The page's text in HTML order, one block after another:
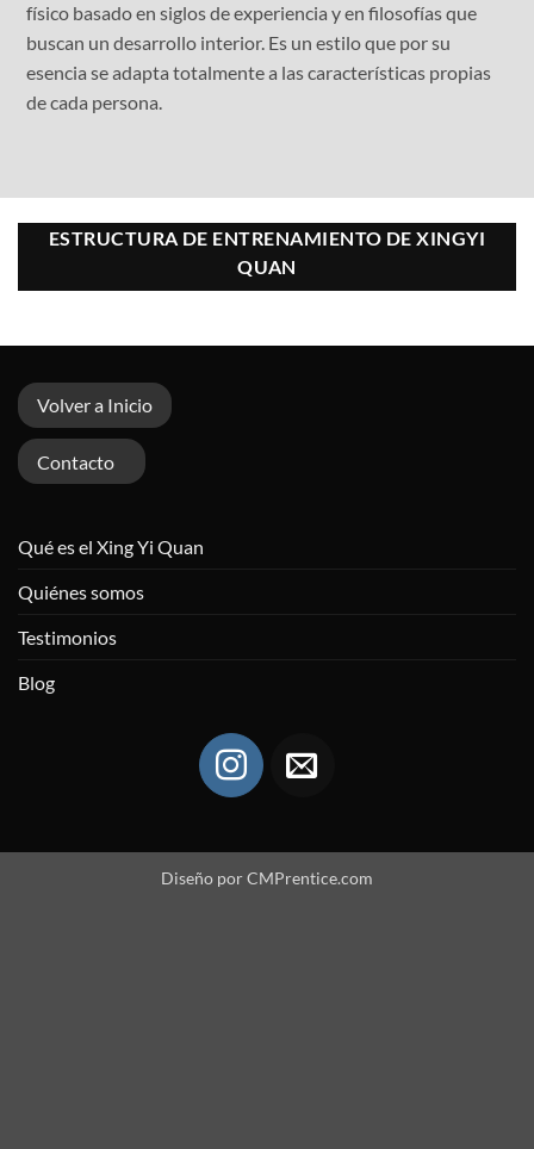
físico basado en siglos de experiencia y en filosofías que
buscan un desarrollo interior. Es un estilo que por su
esencia se adapta totalmente a las características propias
de cada persona.
ESTRUCTURA DE ENTRENAMIENTO DE XINGYI
QUAN
Volver a Inicio
Contacto
Qué es el Xing Yi Quan
Quiénes somos
Testimonios
Blog
Diseño porCMPrentice.com